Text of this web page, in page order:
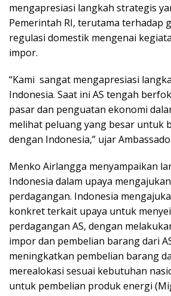
mengapresiasi langkah strategis
Pemerintah RI, terutama terhadap
regulasi domestik mengenai
impor.
“Kami sangat mengapresiasi
Indonesia. Saat ini AS tengah
pasar dan penguatan ekonomi
melihat peluang yang besar untuk
dengan Indonesia,” ujar
Menko Airlangga menyampaikan
Indonesia dalam upaya
perdagangan. Indonesia
konkret terkait upaya untuk
perdagangan AS, dengan
impor dan pembelian barang dari
meningkatkan pembelian barang
merealokasi sesuai kebutuhan
untuk pembelian produk energi